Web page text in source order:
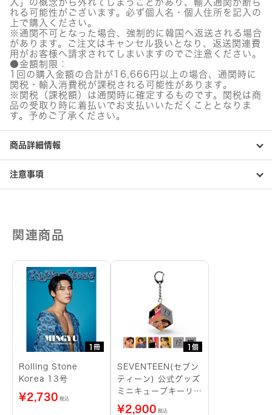
入」の概念から外れてしまうことがあり、輸入通関が断ら
れる可能性がございます。必ず個人名・個人住所を記入の
上で購入ください。
※通関不可となった場合、強制的に韓国へ返送される場合
があります。ご注文はキャンセル扱いとなり、返送関連費
用がお客様へ請求されてしまいますのでご注意ください。
●金額制限：
1回の購入金額の合計が16,666円以上の場合、通関時に
関税・輸入消費税が課税される可能性があります。
※関税（課税額）は通関時に確定するものです。関税は商
品の受取り時に着払いでお支払いいただくこととなりま
す。予めご了承ください。
商品詳細情報
注意事項
関連商品
1冊
Rolling Stone
Korea 13号
¥2,730 税込
1個
SEVENTEEN(セブン
ティーン) 公式グッズ
ミニキューブキーリン
グ JEONGHAN
¥2,900 税込